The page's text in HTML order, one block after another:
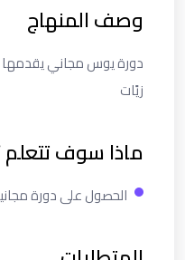
وصف المنهاج
دورة يوس مجاني يقدمها
زيًات
ماذا سوف تتعلم
الحصول على دورة